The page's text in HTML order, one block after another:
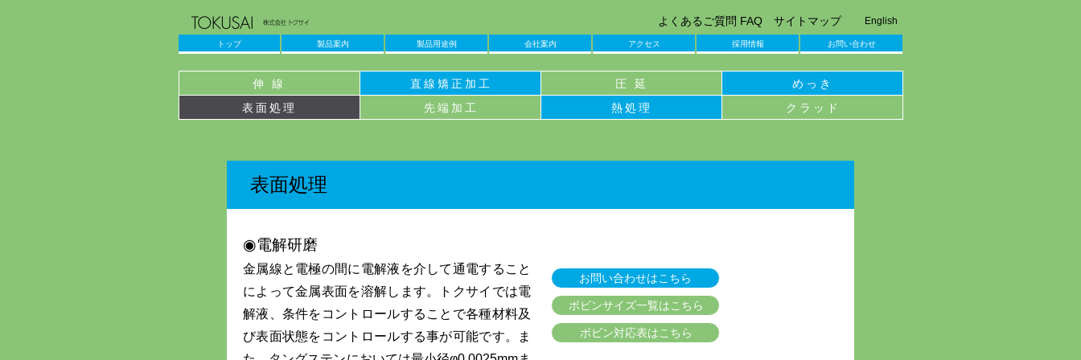
伸 線
表面処理
直線矯正加工
先端加工
圧 延
熱処理
めっき
クラッド
トップ 製品案内 製品用途例 会社案内 アクセス 採用情報 お問い合わせ
English
よくあるご質問 FAQ サイトマップ
表面処理
◉電解研磨
金属線と電極の間に電解液を介して通電すること
によって金属表面を溶解します。トクサイでは電
解液、条件をコントロールすることで各種材料及
び表面状態をコントロールする事が可能です。ま
お問い合わせはこちら
ボビンサイズ一覧はこちら
ボビン対応表はこちら